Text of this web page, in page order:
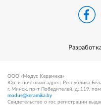
ООО «Модус Керамика»
Юр. и почтовый адрес: Республика
г. Минск, пр-т Победителей, д. 119,
modus@keramika.by
Свидетельство о гос регистрации